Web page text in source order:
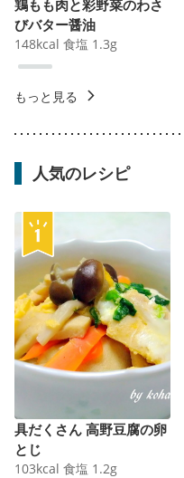
鶏もも肉と彩野菜のわさ
びバター醤油
148kcal 食塩 1.3g
もっと見る
人気のレシピ
具だくさん 高野豆腐の卵
とじ
103kcal 食塩 1.2g